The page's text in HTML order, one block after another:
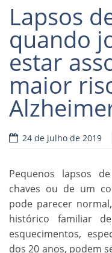
Lapsos
quando
estar
maior
24 de julho de 2019
Pequenos lapsos
chaves ou de um
pode parecer
histórico familiar
esquecimentos,
dos 20 anos, podem